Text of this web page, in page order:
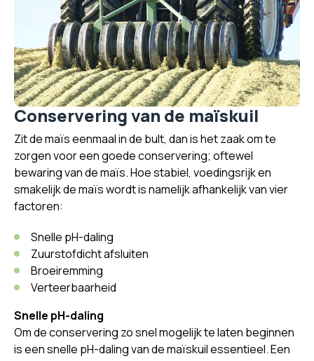
Conservering van de maïskuil
Zit de maïs eenmaal in de bult, dan is het zaak om te
zorgen voor een goede conservering; oftewel
bewaring van de maïs. Hoe stabiel, voedingsrijk en
smakelijk de maïs wordt is namelijk afhankelijk van vier
factoren:
Snelle pH-daling
Zuurstofdicht afsluiten
Broeiremming
Verteerbaarheid
Snelle pH-daling
Om de conservering zo snel mogelijk te laten beginnen
is een snelle pH-daling van de maïskuil essentieel. Een